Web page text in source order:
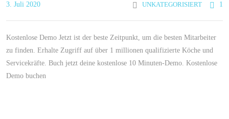
3. Juli 2020 UNKATEGORISIERT 1
Kostenlose Demo Jetzt ist der beste Zeitpunkt, um die besten Mitarbeiter
zu finden. Erhalte Zugriff auf über 1 millionen qualifizierte Köche und
Servicekräfte. Buch jetzt deine kostenlose 10 Minuten-Demo. Kostenlose
Demo buchen